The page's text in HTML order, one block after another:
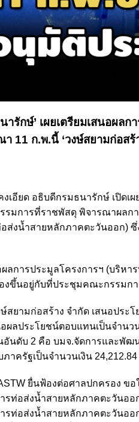
ารักษ์’ เผยเตรียมเสนอผล
า 11 ก.พ.นี้ ‘วงษ์สยามก่อส
เอียด อธิบดีกรมธนารักษ์ เปิดเ
มการที่ราชพัสดุ พิจารณาผลกา
ส่งน้ำสายหลักภาคตะวันออก)
ผลการประมูลโครงการฯ (บริ
องขึ้นอยู่กับที่ประชุมคณะกรรมก
สยามก่อสร้าง จำกัด เสนอปร
อผลประโยชน์ตอบแทนเป็นจำน
อันดับ 2 คือ บมจ.จัดการและพัฒ
าครัฐเป็นจำนวนเงิน
ยื่นฟ้องต่อศาลปกครอง ข
รท่อส่งน้ำสายหลักภาคตะวันออ
รท่อส่งน้ำสายหลักภาคตะวันออ